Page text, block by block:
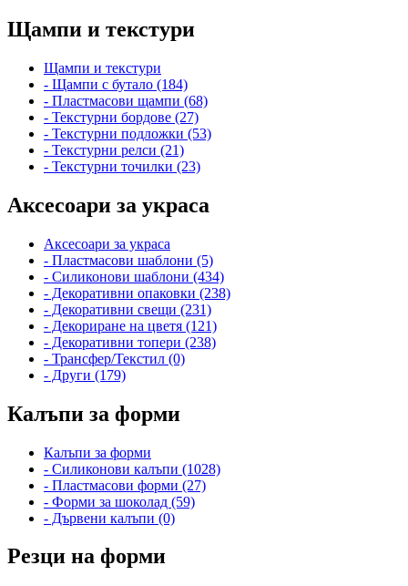
Щампи и текстури
Щампи и текстури
- Щампи с бутало (184)
- Пластмасови щампи (68)
- Текстурни бордове (27)
- Текстурни подложки (53)
- Текстурни релси (21)
- Текстурни точилки (23)
Аксесоари за украса
Аксесоари за украса
- Пластмасови шаблони (5)
- Силиконови шаблони (434)
- Декоративни опаковки (238)
- Декоративни свещи (231)
- Декориране на цветя (121)
- Декоративни топери (238)
- Трансфер/Текстил (0)
- Други (179)
Калъпи за форми
Калъпи за форми
- Силиконови калъпи (1028)
- Пластмасови форми (27)
- Форми за шоколад (59)
- Дървени калъпи (0)
Резци на форми